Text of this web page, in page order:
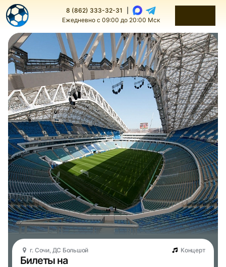
8 (862) 333-32-31
Ежедневно с 09:00 до 20:00 Мск
г. Сочи, ДС Большой Концерт
Билеты на